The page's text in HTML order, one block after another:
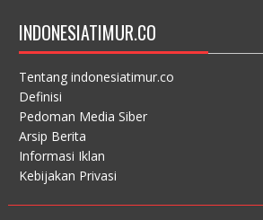
INDONESIATIMUR.CO
Tentang indonesiatimur.co
Definisi
Pedoman Media Siber
Arsip Berita
Informasi Iklan
Kebijakan Privasi